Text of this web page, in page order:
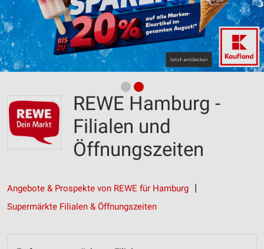
REWE Hamburg -
Filialen und
Öffnungszeiten
Angebote & Prospekte von REWE für Hamburg
Supermärkte Filialen & Öffnungszeiten